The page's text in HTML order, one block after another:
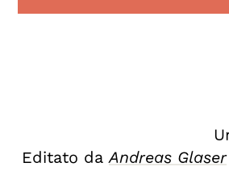
Editato da Andreas Glaser